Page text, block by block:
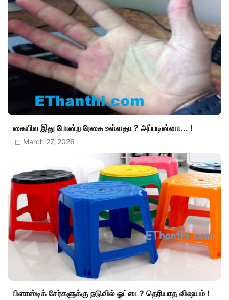
கையில இது போன்ற ரேகை உள்ளதா ? அப்படின்னா... !
March 27, 2026
பிளாஸ்டிக் சேர்களுக்கு நடுவில் ஓட்டை? தெரியாத விஷயம் !